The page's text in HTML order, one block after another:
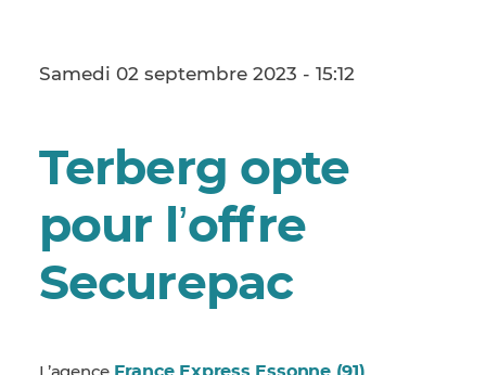
Samedi 02 septembre 2023 - 15:12
Terberg opte
pour lʼoffre
Securepac